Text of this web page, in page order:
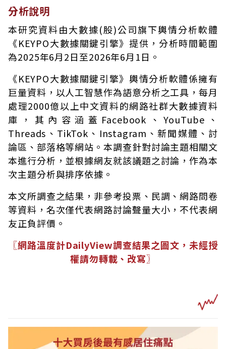
分析說明
本研究資料由大數據(股)公司旗下輿情分析軟體
《KEYPO大數據關鍵引擎》提供，分析時間範圍
為2025年6月2日至2026年6月1日。
《KEYPO大數據關鍵引擎》輿情分析軟體係擁有
巨量資料，以人工智慧作為語意分析之工具，每月
處理2000億以上中文資料的網路社群大數據資料
庫，其內容涵蓋Facebook、YouTube、
Threads、TikTok、Instagram、新聞媒體、討
論區、部落格等網站。本調查針對討論主題相關文
本進行分析，並根據網友就該議題之討論，作為本
次主題分析與排序依據。
本文所調查之結果，非參考投票、民調、網路問卷
等資料，名次僅代表網路討論聲量大小，不代表網
友正負評價。
〖網路溫度計DailyView調查結果之圖文，未經授
權請勿轉載、改寫〗